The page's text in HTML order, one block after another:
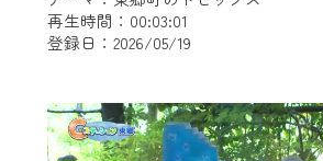
再生時間：00:03:01
登録日：2026/05/19